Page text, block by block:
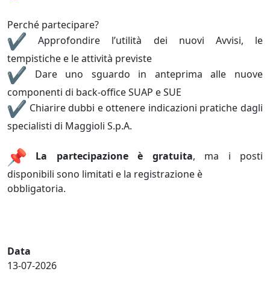
Perché partecipare?
Approfondire l’utilità dei nuovi Avvisi, le
tempistiche e le attività previste
Dare uno sguardo in anteprima alle nuove
componenti di back-office SUAP e SUE
Chiarire dubbi e ottenere indicazioni pratiche dagli
specialisti di Maggioli S.p.A.
La partecipazione è gratuita, ma i posti
disponibili sono limitati e la registrazione è
obbligatoria.
Data
13-07-2026